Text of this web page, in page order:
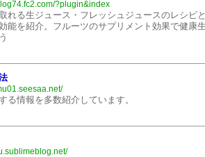
?plugin&index
れる生ジュース・フレッシュジュースのレシピと
能を紹介。フルーツのサプリメント効果で健康生
る情報を多数紹介しています。